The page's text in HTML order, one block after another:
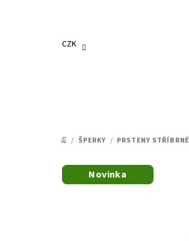
CZK
DOMŮ
/ ŠPERKY / PRSTENY STŘÍBRNÉ
Novinka